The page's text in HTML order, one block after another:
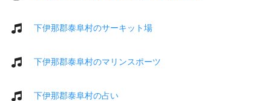
下伊那郡泰阜村のサーキット場
下伊那郡泰阜村のマリンスポーツ
下伊那郡泰阜村の占い